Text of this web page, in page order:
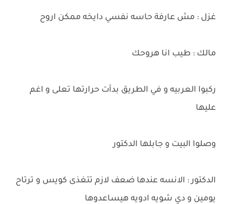
غزل : مش عارفة حاسه نفسي دايخه ممكن اروح
مالك : طيب انا هروحك
ركبوا العربيه و في الطريق بدأت حرارتها تعلى و اغم
عليها
وصلوا البيت و جابلها الدكتور
الدكتور : الانسه عندها ضعف لازم تتغذى كويس و ترتاح
يومين و دي شويه ادويه هيساعدوها